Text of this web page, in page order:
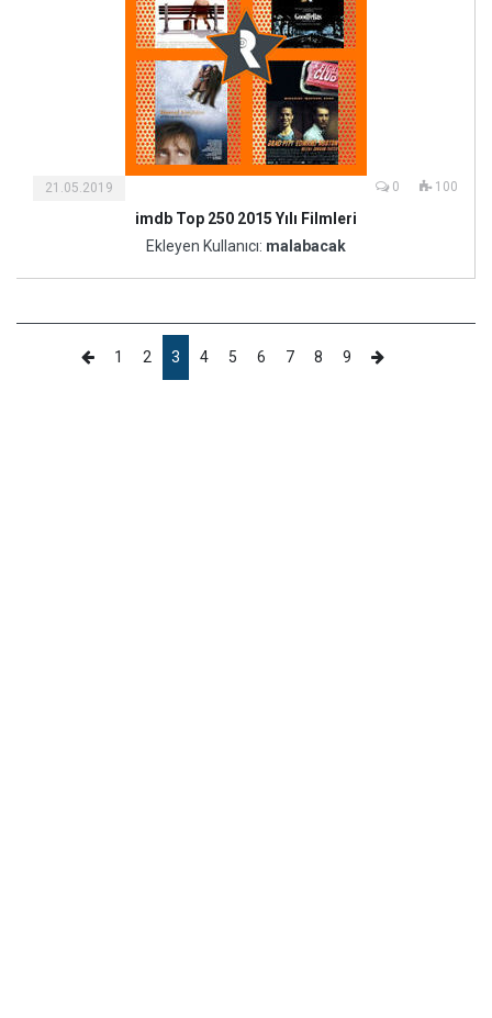
21.05.2019 0 100
imdb Top 250 2015 Yılı Filmleri
Ekleyen Kullanıcı: malabacak
1 2 3 4 5 6 7 8 9